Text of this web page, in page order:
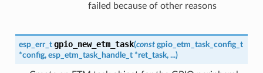
failed because of other reasons
esp_err_t gpio_new_etm_task(const gpio_etm_task_config_t
*config, esp_etm_task_handle_t *ret_task, ...)